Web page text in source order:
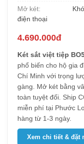
Mở két:
điện thoại
4.690.000đ
Két sắt việt tiệp
phổ biến cho hộ gia
Chí Minh với trọng
gàng. Mở két bằng
toàn tuyệt đối. Ship
miễn phí tại Phước
hàng từ 1-3 ngày.
Xem chi tiết & đặt